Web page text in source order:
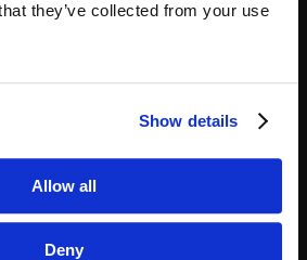
they’ve collected from your use
Show details
Allow all
Deny